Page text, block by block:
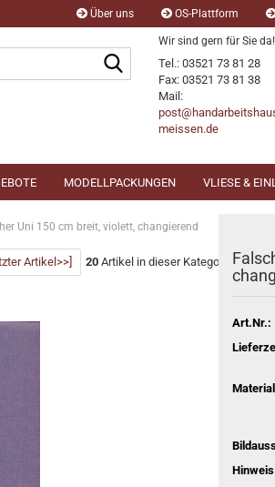
Über uns OS-Plattform
Wir sind gern für Sie da!
Tel.: 03521 73 81 28
Fax: 03521 73 81 38
Mail:
meissen.de
MODELLPACKUNGEN VLIESE &
Uni 150 cm breit, violett, changierend
Artikel>>] 20 Artikel in dieser Kategorie
Art.Nr.: